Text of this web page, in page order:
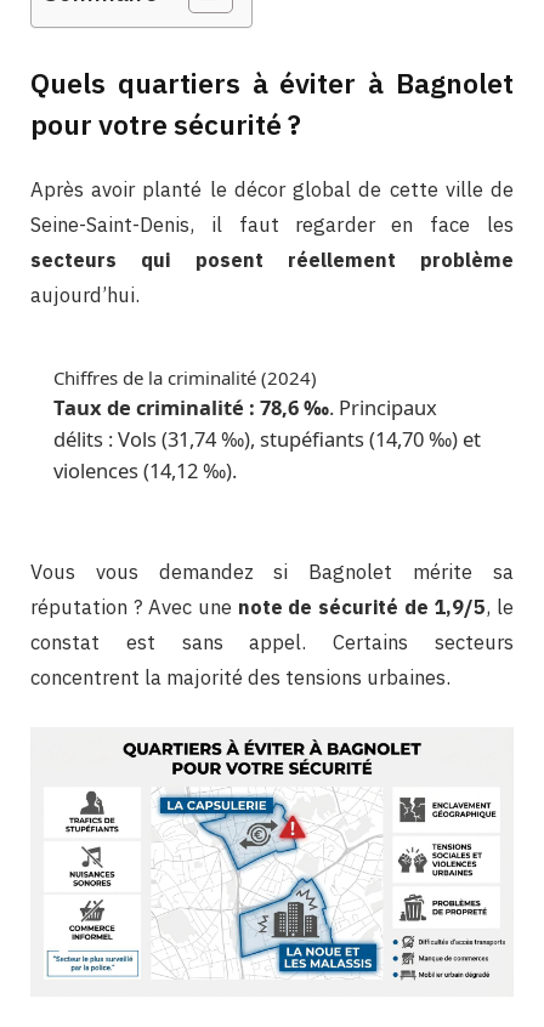
Quels quartiers à éviter à Bagnolet
pour votre sécurité ?
Après avoir planté le décor global de cette ville de
Seine-Saint-Denis, il faut regarder en face les
secteurs qui posent réellement problème
aujourd’hui.
Chiffres de la criminalité (2024)
Taux de criminalité : 78,6 ‰. Principaux
délits : Vols (31,74 ‰), stupéfiants (14,70 ‰) et
violences (14,12 ‰).
Vous vous demandez si Bagnolet mérite sa
réputation ? Avec une note de sécurité de 1,9/5, le
constat est sans appel. Certains secteurs
concentrent la majorité des tensions urbaines.